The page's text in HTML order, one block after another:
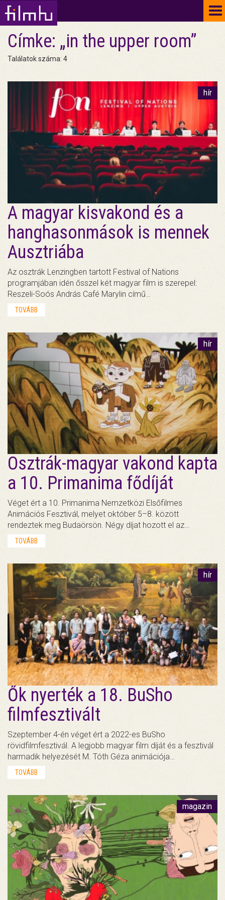
Címke: „in the upper room”
Találatok száma: 4
hír
A magyar kisvakond és a
hanghasonmások is mennek
Ausztriába
Az osztrák Lenzingben tartott Festival of Nations
programjában idén ősszel két magyar film is szerepel:
Reszeli-Soós András Café Marylin című…
TOVÁBB
hír
Osztrák-magyar vakond kapta
a 10. Primanima fődíját
Véget ért a 10. Primanima Nemzetközi Elsőfilmes
Animációs Fesztivál, melyet október 5–8. között
rendeztek meg Budaörsön. Négy díjat hozott el az…
TOVÁBB
hír
Ők nyerték a 18. BuSho
filmfesztivált
Szeptember 4-én véget ért a 2022-es BuSho
rövidfilmfesztivál. A legjobb magyar film díját és a fesztivál
harmadik helyezését M. Tóth Géza animációja…
TOVÁBB
magazin